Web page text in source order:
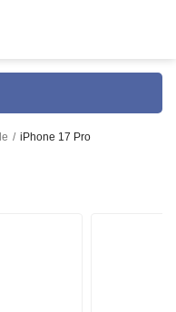
/ iPhone 17 Pro